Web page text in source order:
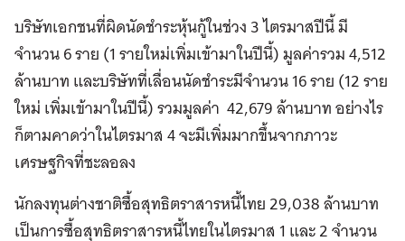
บริษัทเอกชนที่ผิดนัดชำระหุ้นกู้ในช่วง 3 ไตรมาสปีนี้ มี
จำนวน 6 ราย (1 รายใหม่เพิ่มเข้ามาในปีนี้) มูลค่ารวม 4,512
ล้านบาท และบริษัทที่เลื่อนนัดชำระมีจำนวน 16 ราย (12 ราย
ใหม่ เพิ่มเข้ามาในปีนี้) รวมมูลค่า 42,679 ล้านบาท อย่างไร
ก็ตามคาดว่าในไตรมาส 4 จะมีเพิ่มมากขึ้นจากภาวะ
เศรษฐกิจที่ชะลอลง
นักลงทุนต่างชาติซื้อสุทธิตราสารหนี้ไทย 29,038 ล้านบาท
เป็นการซื้อสุทธิตราสารหนี้ไทยในไตรมาส 1 และ 2 จำนวน